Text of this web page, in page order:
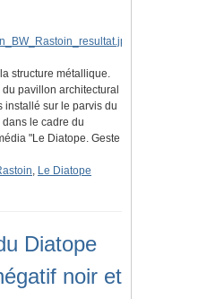
structure métallique.
pavillon architectural
installé sur le parvis du
le cadre du
"Le Diatope. Geste
, Le Diatope
Diatope
noir et